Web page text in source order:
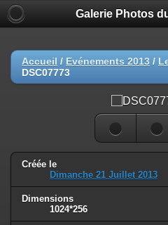
Galerie Photos
Accueil / Evénements 2013 /
DSC07773
Créée le
Dimanche 21 Juillet 2013
Dimensions
1024*256